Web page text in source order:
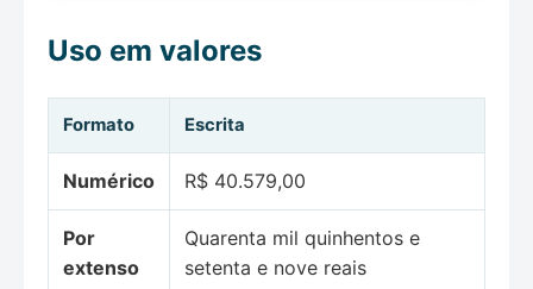
Uso em valores
Formato Escrita
Numérico R$ 40.579,00
Por
extenso
Quarenta mil quinhentos e
setenta e nove reais